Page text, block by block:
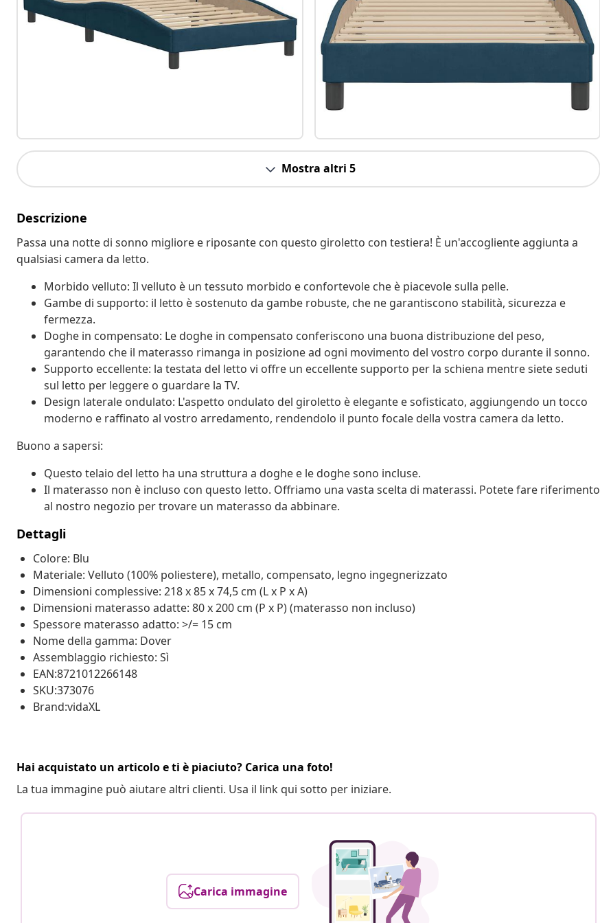
Mostra altri 5
Descrizione
Passa una notte di sonno migliore e riposante con questo giroletto con testiera! È un'accogliente aggiunta a
qualsiasi camera da letto.
Morbido velluto: Il velluto è un tessuto morbido e confortevole che è piacevole sulla pelle.
Gambe di supporto: il letto è sostenuto da gambe robuste, che ne garantiscono stabilità, sicurezza e
fermezza.
Doghe in compensato: Le doghe in compensato conferiscono una buona distribuzione del peso,
garantendo che il materasso rimanga in posizione ad ogni movimento del vostro corpo durante il sonno.
Supporto eccellente: la testata del letto vi offre un eccellente supporto per la schiena mentre siete seduti
sul letto per leggere o guardare la TV.
Design laterale ondulato: L'aspetto ondulato del giroletto è elegante e sofisticato, aggiungendo un tocco
moderno e raffinato al vostro arredamento, rendendolo il punto focale della vostra camera da letto.
Buono a sapersi:
Questo telaio del letto ha una struttura a doghe e le doghe sono incluse.
Il materasso non è incluso con questo letto. Offriamo una vasta scelta di materassi. Potete fare riferimento
al nostro negozio per trovare un materasso da abbinare.
Dettagli
Colore: Blu
Materiale: Velluto (100% poliestere), metallo, compensato, legno ingegnerizzato
Dimensioni complessive: 218 x 85 x 74,5 cm (L x P x A)
Dimensioni materasso adatte: 80 x 200 cm (P x P) (materasso non incluso)
Spessore materasso adatto: >/= 15 cm
Nome della gamma: Dover
Assemblaggio richiesto: Sì
EAN:8721012266148
SKU:373076
Brand:vidaXL
Hai acquistato un articolo e ti è piaciuto? Carica una foto!
La tua immagine può aiutare altri clienti. Usa il link qui sotto per iniziare.
Carica immagine